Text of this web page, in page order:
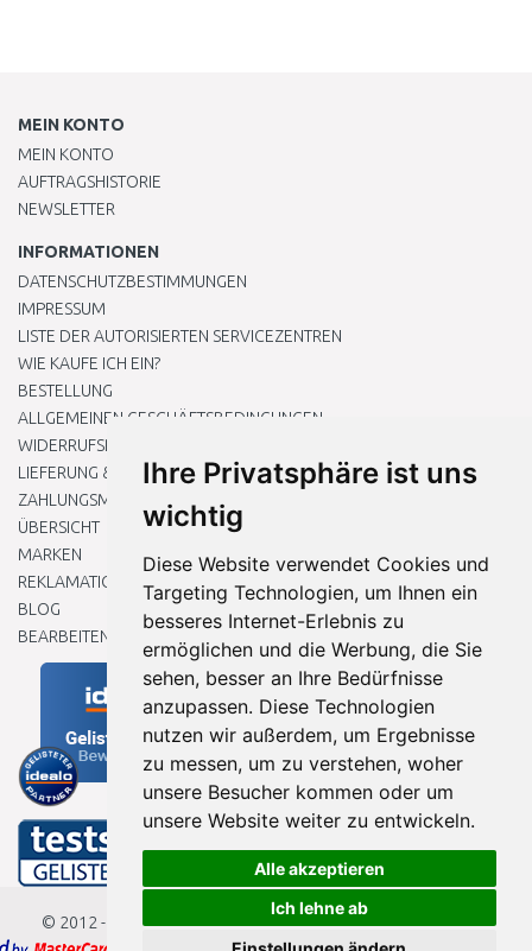
Ihre Privatsphäre ist uns
wichtig
Diese Website verwendet Cookies und
Targeting Technologien, um Ihnen ein
besseres Internet-Erlebnis zu
ermöglichen und die Werbung, die Sie
sehen, besser an Ihre Bedürfnisse
anzupassen. Diese Technologien
nutzen wir außerdem, um Ergebnisse
zu messen, um zu verstehen, woher
unsere Besucher kommen oder um
unsere Website weiter zu entwickeln.
Alle akzeptieren
Ich lehne ab
MEIN KONTO
MEIN KONTO
AUFTRAGSHISTORIE
NEWSLETTER
INFORMATIONEN
DATENSCHUTZBESTIMMUNGEN
IMPRESSUM
LISTE DER AUTORISIERTEN SERVICEZENTREN
WIE KAUFE ICH EIN?
BESTELLUNG
ALLGEMEINEN GESCHÄFTSBEDINGUNGEN
WIDERRUFSRECHT
LIEFERUNG & ZAHLUNG
ZAHLUNGSMETHODEN
ÜBERSICHT
MARKEN
REKLAMATIONEN UND RETOUREN
BLOG
BEARBEITEN SIE MEINE COOKIE-EINSTELLUNGEN
© 2012 - 2026Baumarkteu.de